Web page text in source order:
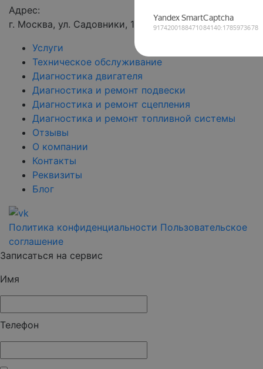
Адрес:
г. Москва, ул. Садовники, 11А
Услуги
Техническое обслуживание
Диагностика двигателя
Диагностика и ремонт подвески
Диагностика и ремонт сцепления
Диагностика и ремонт топливной системы
Отзывы
О компании
Контакты
Реквизиты
Блог
Политика конфиденциальности Пользовательское
соглашение
Записаться на сервис
Имя
Телефон